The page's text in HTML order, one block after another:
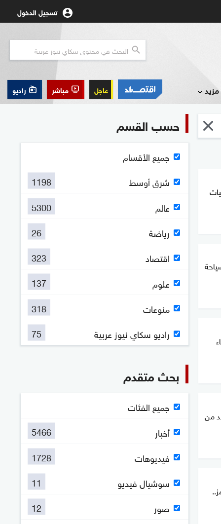
تسجيل الدخول
مزيد عاجل مباشر راديو
من
حسب القسم
جميع الأقسام
شرق أوسط
1198
عالم
5300
رياضة
26
اقتصاد
323
علوم
137
منوعات
318
راديو سكاي نيوز عربية
75
بحث متقدم
جميع الفئات
أخبار
5466
فيديوهات
1728
سوشيال فيديو
11
صور
12